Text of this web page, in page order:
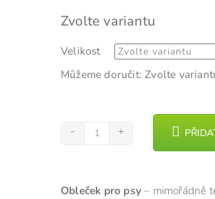
5,0
5
hvězdiček.
Měrná
Zvolte variantu
Velikost
Můžeme doručit: Zvolte
Obleček pro psy– mimořádně